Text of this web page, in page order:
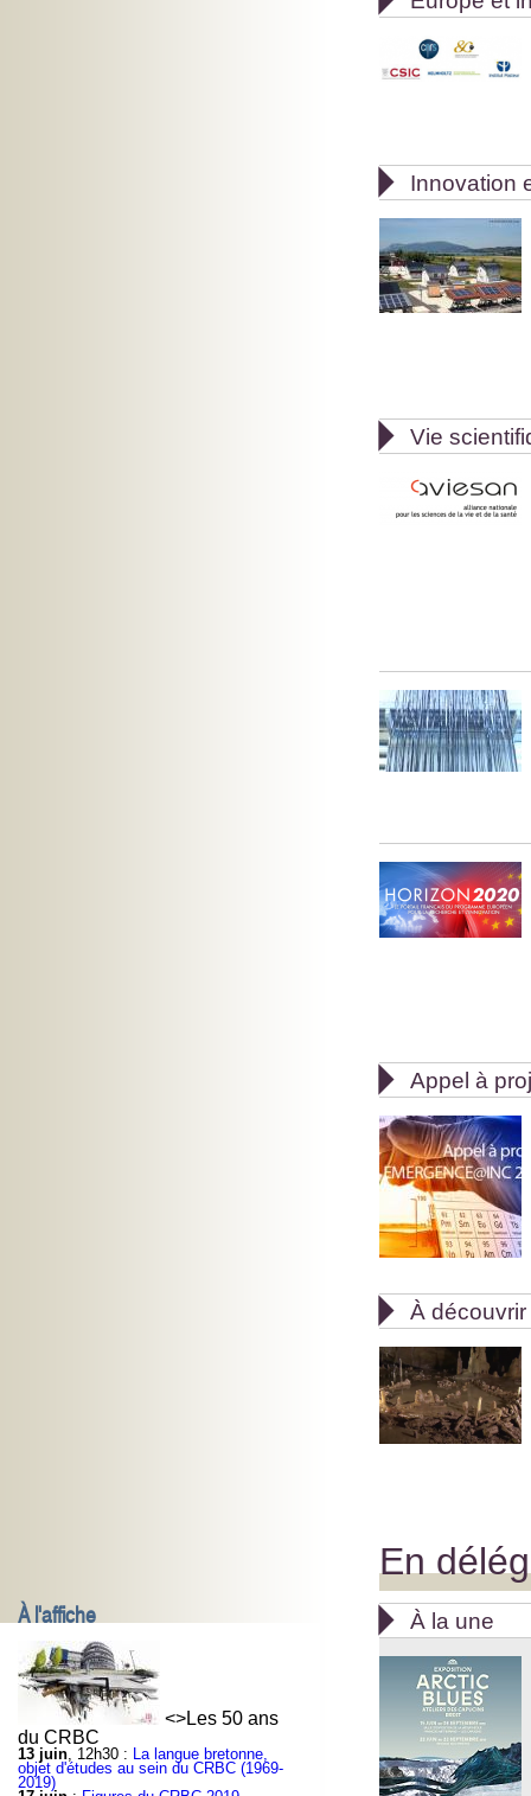
 Innovation
 Vie
 Appel à
 À découvrir
À l'affiche
<>Les 50 ans
du CRBC
13 juin, 12h30 : La langue bretonne,
objet d'études au sein du CRBC (1969-
2019)
En
 À la une